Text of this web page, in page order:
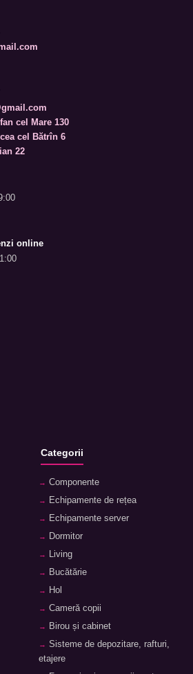
cel Mare 130
cel Bătrîn 6
22
online
Categorii
Componente
Echipamente de rețea
Echipamente server
Dormitor
Living
Bucătărie
Hol
Cameră copii
Birou și cabinet
Sisteme de depozitare, rafturi,
etajere